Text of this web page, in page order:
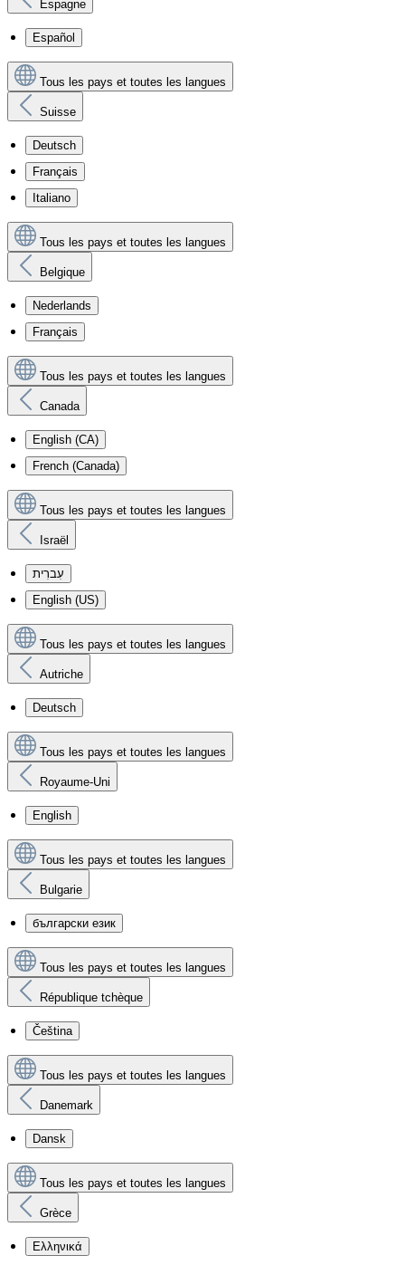
Espagne
Español
Tous les pays et toutes les langues
Suisse
Deutsch
Français
Italiano
Tous les pays et toutes les langues
Belgique
Nederlands
Français
Tous les pays et toutes les langues
Canada
English (CA)
French (Canada)
Tous les pays et toutes les langues
Israël
עִברִית
English (US)
Tous les pays et toutes les langues
Autriche
Deutsch
Tous les pays et toutes les langues
Royaume-Uni
English
Tous les pays et toutes les langues
Bulgarie
български език
Tous les pays et toutes les langues
République tchèque
Čeština
Tous les pays et toutes les langues
Danemark
Dansk
Tous les pays et toutes les langues
Grèce
Ελληνικά